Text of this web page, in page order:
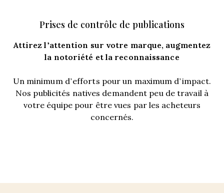
Prises de contrôle de publications
Attirez l’attention sur votre marque, augmentez
la notoriété et la reconnaissance
Un minimum d’efforts pour un maximum d’impact.
Nos publicités natives demandent peu de travail à
votre équipe pour être vues par les acheteurs
concernés.